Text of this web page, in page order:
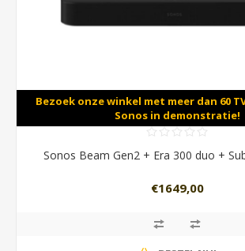
Bezoek onze winkel met meer dan 60
Sonos in demonstratie!
Sonos Beam Gen2 + Era 300 duo +
€1649,00